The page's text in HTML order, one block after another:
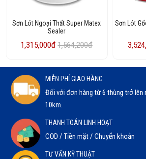
Sơn Lót Ngoại Thất Super Matex
Sealer
1,315,000đ 1,564,200đ
Sơn Lót
MIỄN PHÍ GIAO HÀNG
Đối với đơn hàng từ 6 thùng trở lên
10km.
THANH TOÁN LINH HOẠT
COD / Tiền mặt / Chuyển khoản
TƯ VẤN KỸ THUẬT